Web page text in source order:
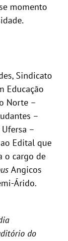
momento
Sindicato
Educação
Norte –
–
–
Edital que
o cargo de
Angicos
Árido.
do